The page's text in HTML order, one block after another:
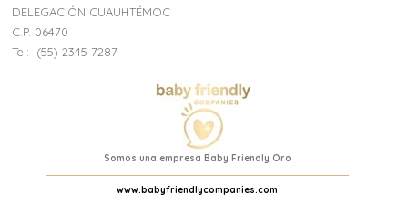
DELEGACIÓN CUAUHTÉMOC
C.P. 06470
Tel: (55) 2345 7287
Somos una empresa Baby Friendly Oro
www.babyfriendlycompanies.com